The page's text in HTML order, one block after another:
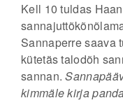
Kell 10 tuldas
Sannaperre saava
kütetäs talodõh
sannan.
kimmäle kirja